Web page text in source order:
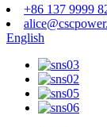
+86 137 9999
English